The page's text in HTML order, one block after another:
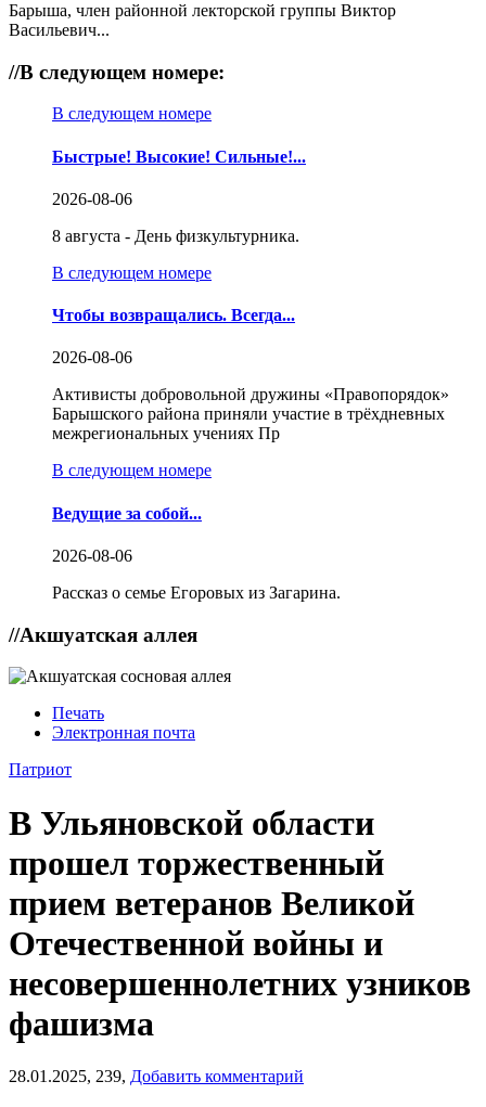
Барыша, член районной лекторской группы Виктор
Васильевич...
//В следующем номере:
В следующем номере
Быстрые! Высокие! Сильные!...
2026-08-06
8 августа - День физкультурника.
В следующем номере
Чтобы возвращались. Всегда...
2026-08-06
Активисты добровольной дружины «Правопорядок»
Барышского района приняли участие в трёхдневных
межрегиональных учениях Пр
В следующем номере
Ведущие за собой...
2026-08-06
Рассказ о семье Егоровых из Загарина.
//Акшуатская аллея
Печать
Электронная почта
Патриот
В Ульяновской области
прошел торжественный
прием ветеранов Великой
Отечественной войны и
несовершеннолетних узников
фашизма
28.01.2025, 239, Добавить комментарий